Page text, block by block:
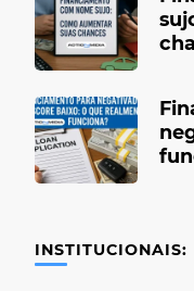
INSTITUCIONAIS: